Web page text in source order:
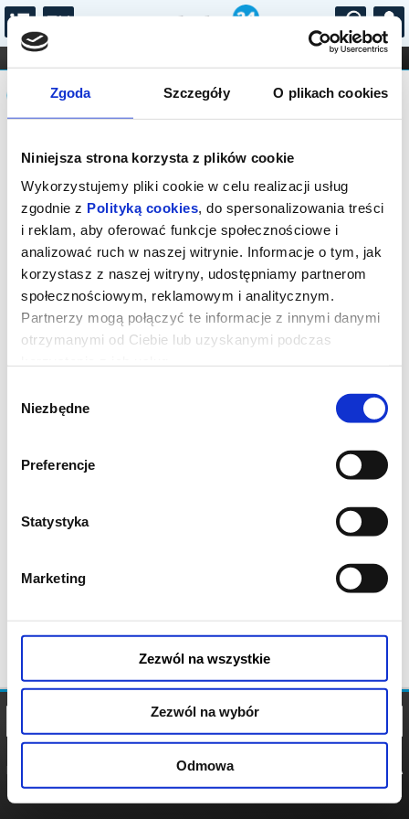
Zgoda Szczegóły O plikach cookies
Niniejsza strona korzysta z plików cookie
Wykorzystujemy pliki cookie w celu realizacji usług
zgodnie z Polityką cookies, do spersonalizowania treści
i reklam, aby oferować funkcje społecznościowe i
analizować ruch w naszej witrynie. Informacje o tym, jak
korzystasz z naszej witryny, udostępniamy partnerom
społecznościowym, reklamowym i analitycznym.
Partnerzy mogą połączyć te informacje z innymi danymi
otrzymanymi od Ciebie lub uzyskanymi podczas
zgody
Niezbędne
Preferencje
Statystyka
Marketing
Zezwól na wszystkie
Zezwól na wybór
Odmowa
...
FILHARMONIA OPERA I BALET
STAND-UP
DLA DZIECI
Komunikat
Sprzedaż biletów on-line na wydarzenie
została zakończona.
POLITYKA
POLITYKA